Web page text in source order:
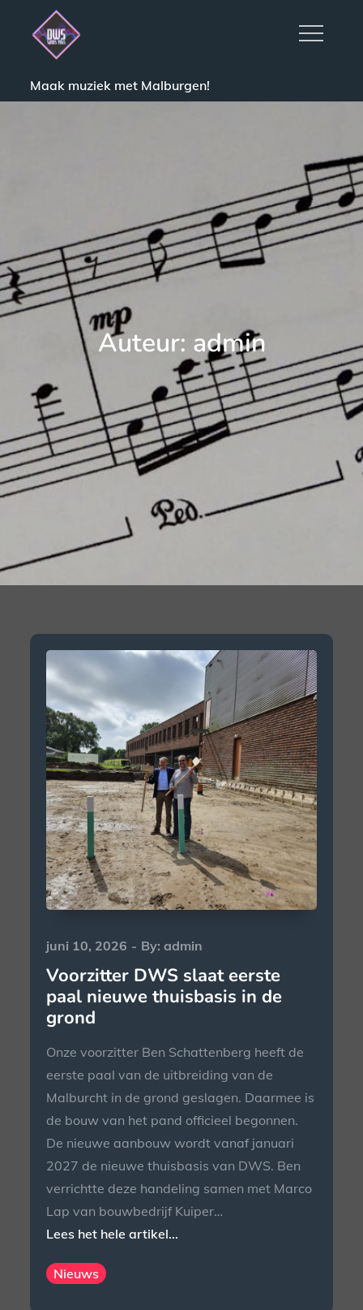
Maak muziek met Malburgen!
Auteur: admin
Posted
on
juni 10, 2026 By:admin
Voorzitter DWS slaat eerste
paal nieuwe thuisbasis in de
grond
Onze voorzitter Ben Schattenberg heeft de
eerste paal van de uitbreiding van de
Malburcht in de grond geslagen. Daarmee is
de bouw van het pand officieel begonnen.
De nieuwe aanbouw wordt vanaf januari
2027 de nieuwe thuisbasis van DWS. Ben
verrichtte deze handeling samen met Marco
Lap van bouwbedrijf Kuiper…
Lees het hele artikel...
Nieuws